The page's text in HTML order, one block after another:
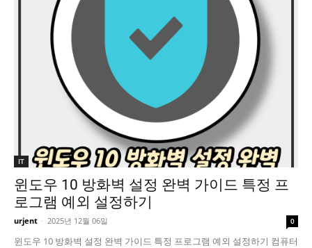
IT
윈도우 10 방화벽 설정 완벽 가이드 특정 프
로그램 예외 설정하기
urjent - 2025년 12월 06일 0
윈도우 10 방화벽 설정 완벽 가이드 특정 프로그램 예외 설정하기 컴퓨터